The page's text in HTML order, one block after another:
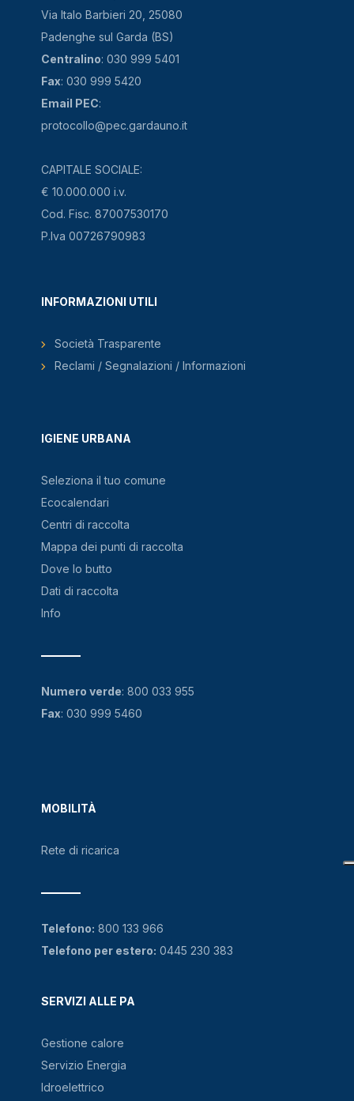
Via Italo Barbieri 20, 25080
Padenghe sul Garda (BS)
Centralino: 030 999 5401
Fax: 030 999 5420
Email PEC:
protocollo@pec.gardauno.it
CAPITALE SOCIALE:
€ 10.000.000 i.v.
Cod. Fisc. 87007530170
P.Iva 00726790983
IGIENE URBANA
Seleziona il tuo comune
Ecocalendari
Centri di raccolta
Mappa dei punti di raccolta
Dove lo butto
Dati di raccolta
Info
MOBILITÀ
Rete di ricarica
SERVIZI ALLE PA
Gestione calore
Servizio Energia
Idroelettrico
INFORMAZIONI UTILI
Società Trasparente
Reclami / Segnalazioni / Informazioni
Numero verde: 800 033 955
Fax: 030 999 5460
Telefono: 800 133 966
Telefono per estero: 0445 230 383